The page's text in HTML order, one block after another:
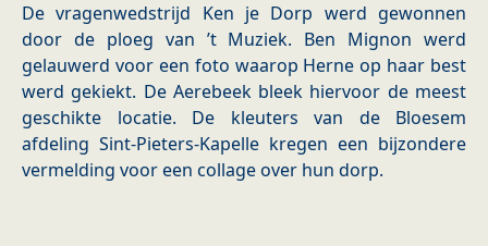
De vragenwedstrijd Ken je Dorp werd gewonnen
door de ploeg van ’t Muziek. Ben Mignon werd
gelauwerd voor een foto waarop Herne op haar best
werd gekiekt. De Aerebeek bleek hiervoor de meest
geschikte locatie. De kleuters van de Bloesem
afdeling Sint-Pieters-Kapelle kregen een bijzondere
vermelding voor een collage over hun dorp.